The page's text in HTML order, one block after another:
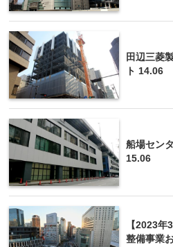
田辺三菱
ト 14.06
船場セン
15.06
【2023
整備事業